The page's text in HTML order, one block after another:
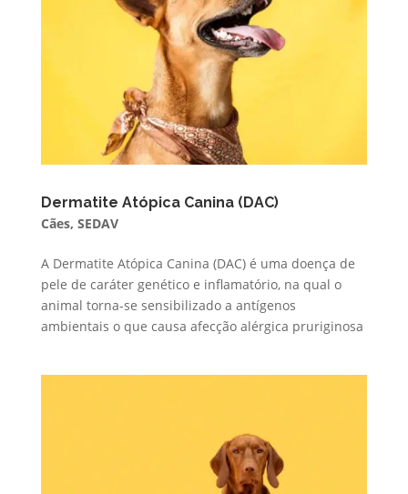
Dermatite Atópica Canina (DAC)
Cães, SEDAV
A Dermatite Atópica Canina (DAC) é uma doença de
pele de caráter genético e inflamatório, na qual o
animal torna-se sensibilizado a antígenos
ambientais o que causa afecção alérgica pruriginosa